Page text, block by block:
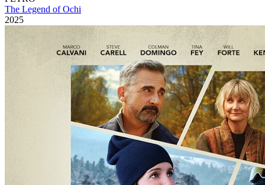
The Legend of Ochi
2025